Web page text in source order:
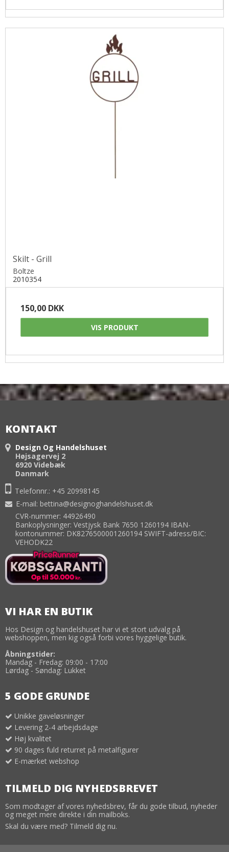
Skilt - Grill
Boltze
2010354
150,00 DKK
VIS PRODUKT
KONTAKT
Design Og Handelshuset
Højsagervej 2
6920 Videbæk
Danmark
Telefonnr.: +45 20998145
E-mail: bettina@designoghandelshuset.dk
CVR-nummer: 44926490
Bankoplysninger: Vestjysk Bank 7650 1260194 IBAN-
kontonummer: DK8276500001260194 SWIFT-adress/BIC:
VEHODK22
VI HAR EN BUTIK
Hos Design og handelshuset har vi et stort udvalg på
webshoppen, men kig også forbi vores hyggelige butik.
Åbningstider:
Mandag - Fredag: 09:00 - 17:00
Lørdag - Søndag: Lukket
5 GODE GRUNDE
Unikke gaveløsninger
Levering 2-4 arbejdsdage
Høj kvalitet
90 dages fuld returret på metalfigurer
E-mærket webshop
TILMELD DIG NYHEDSBREVET
Som modtager af vores nyhedsbrev, får du gode tilbud, nyheder
og meget mere direkte i din mailboks.
Skal du være med? Tilmeld dig nu.